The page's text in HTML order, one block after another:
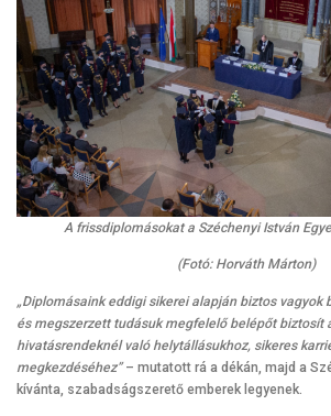
A frissdiplomásokat a Széchenyi István
(Fotó: Horváth Márton)
„Diplomásaink eddigi sikerei alapján biztos vagyok
és megszerzett tudásuk megfelelő belépőt biztosít
hivatásrendeknél való helytállásukhoz, sikeres
megkezdéséhez”– mutatott rá a dékán, majd a
kívánta, szabadságszerető emberek legyenek.